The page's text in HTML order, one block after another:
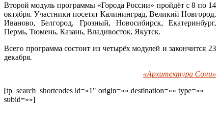
Второй модуль программы «Города России» пройдёт с 8 по 14
октября. Участники посетят Калининград, Великий Новгород,
Иваново, Белгород, Грозный, Новосибирск, Екатеринбург,
Пермь, Тюмень, Казань, Владивосток, Якутск.
Всего программа состоит из четырёх модулей и закончится 23
декабря.
«Архитектура Сочи»
[tp_search_shortcodes id=»1″ origin=»» destination=»» type=»»
subid=»»]